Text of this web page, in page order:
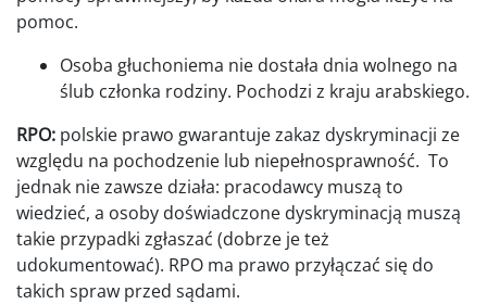
pomoc.
Osoba głuchoniema nie dostała dnia wolnego na
ślub członka rodziny. Pochodzi z kraju arabskiego.
RPO: polskie prawo gwarantuje zakaz dyskryminacji ze
względu na pochodzenie lub niepełnosprawność. To
jednak nie zawsze działa: pracodawcy muszą to
wiedzieć, a osoby doświadczone dyskryminacją muszą
takie przypadki zgłaszać (dobrze je też
udokumentować). RPO ma prawo przyłączać się do
takich spraw przed sądami.